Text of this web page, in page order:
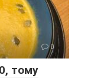
0
тому